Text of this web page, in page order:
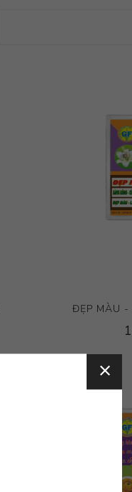
ĐẸP MÀU -